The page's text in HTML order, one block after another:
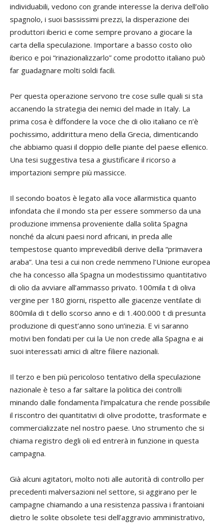
individuabili, vedono con grande interesse la deriva dell’olio
spagnolo, i suoi bassissimi prezzi, la disperazione dei
produttori iberici e come sempre provano a giocare la
carta della speculazione. Importare a basso costo olio
iberico e poi “rinazionalizzarlo” come prodotto italiano può
far guadagnare molti soldi facili.
Per questa operazione servono tre cose sulle quali si sta
accanendo la strategia dei nemici del made in Italy. La
prima cosa è diffondere la voce che di olio italiano ce n’è
pochissimo, addirittura meno della Grecia, dimenticando
che abbiamo quasi il doppio delle piante del paese ellenico.
Una tesi suggestiva tesa a giustificare il ricorso a
importazioni sempre più massicce.
Il secondo boatos è legato alla voce allarmistica quanto
infondata che il mondo sta per essere sommerso da una
produzione immensa proveniente dalla solita Spagna
nonché da alcuni paesi nord africani, in preda alle
tempestose quanto imprevedibili derive della “primavera
araba”. Una tesi a cui non crede nemmeno l’Unione europea
che ha concesso alla Spagna un modestissimo quantitativo
di olio da avviare all’ammasso privato. 100mila t di oliva
vergine per 180 giorni, rispetto alle giacenze ventilate di
800mila di t dello scorso anno e di 1.400.000 t di presunta
produzione di quest’anno sono un’inezia. E vi saranno
motivi ben fondati per cui la Ue non crede alla Spagna e ai
suoi interessati amici di altre filiere nazionali.
Il terzo e ben più pericoloso tentativo della speculazione
nazionale è teso a far saltare la politica dei controlli
minando dalle fondamenta l’impalcatura che rende possibile
il riscontro dei quantitativi di olive prodotte, trasformate e
commercializzate nel nostro paese. Uno strumento che si
chiama registro degli oli ed entrerà in funzione in questa
campagna.
Già alcuni agitatori, molto noti alle autorità di controllo per
precedenti malversazioni nel settore, si aggirano per le
campagne chiamando a una resistenza passiva i frantoiani
dietro le solite obsolete tesi dell’aggravio amministrativo,